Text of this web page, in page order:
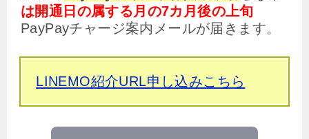
は開通日の属する月の7カ月後の上旬
PayPayチャージ案内メールが届きます。
LINEMO紹介URL申し込みこちら